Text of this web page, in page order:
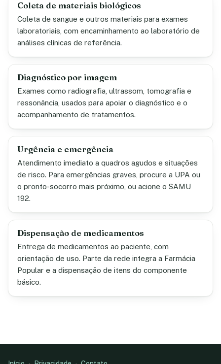
Coleta de materiais biológicos
Coleta de sangue e outros materiais para exames
laboratoriais, com encaminhamento ao laboratório de
análises clínicas de referência.
Diagnóstico por imagem
Exames como radiografia, ultrassom, tomografia e
ressonância, usados para apoiar o diagnóstico e o
acompanhamento de tratamentos.
Urgência e emergência
Atendimento imediato a quadros agudos e situações
de risco. Para emergências graves, procure a UPA ou
o pronto-socorro mais próximo, ou acione o SAMU
192.
Dispensação de medicamentos
Entrega de medicamentos ao paciente, com
orientação de uso. Parte da rede integra a Farmácia
Popular e a dispensação de itens do componente
básico.